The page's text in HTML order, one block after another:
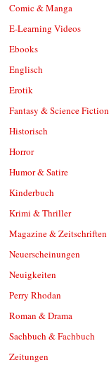
Comic & Manga
E-Learning Videos
Ebooks
Englisch
Erotik
Fantasy & Science Fiction
Historisch
Horror
Humor & Satire
Kinderbuch
Krimi & Thriller
Magazine & Zeitschriften
Neuerscheinungen
Neuigkeiten
Perry Rhodan
Roman & Drama
Sachbuch & Fachbuch
Zeitungen